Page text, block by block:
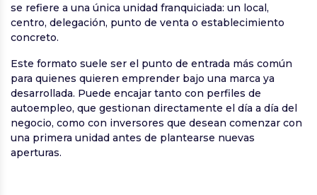
se refiere a una única unidad franquiciada: un local,
centro, delegación, punto de venta o establecimiento
concreto.
Este formato suele ser el punto de entrada más común
para quienes quieren emprender bajo una marca ya
desarrollada. Puede encajar tanto con perfiles de
autoempleo, que gestionan directamente el día a día del
negocio, como con inversores que desean comenzar con
una primera unidad antes de plantearse nuevas
aperturas.